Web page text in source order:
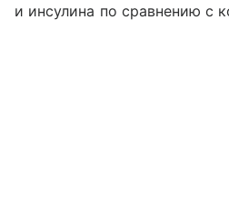
и инсулина по сравнению с